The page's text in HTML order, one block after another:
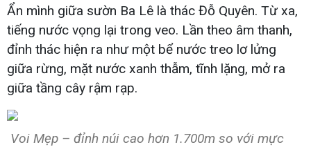
Ẩn mình giữa sườn Ba Lê là thác Đỗ Quyên. Từ xa,
tiếng nước vọng lại trong veo. Lần theo âm thanh,
đỉnh thác hiện ra như một bể nước treo lơ lửng
giữa rừng, mặt nước xanh thẫm, tĩnh lặng, mở ra
giữa tầng cây rậm rạp.
Voi Mẹp – đỉnh núi cao hơn 1.700m so với mực